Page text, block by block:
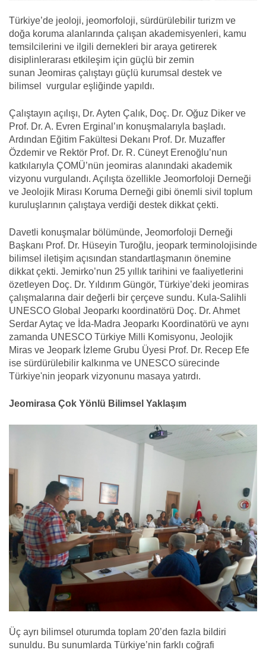
Türkiye’de jeoloji, jeomorfoloji, sürdürülebilir turizm ve
doğa koruma alanlarında çalışan akademisyenleri, kamu
temsilcilerini ve ilgili dernekleri bir araya getirerek
disiplinlerarası etkileşim için güçlü bir zemin
sunan Jeomiras çalıştayı güçlü kurumsal destek ve
bilimsel vurgular eşliğinde yapıldı.
Çalıştayın açılışı, Dr. Ayten Çalık, Doç. Dr. Oğuz Diker ve
Prof. Dr. A. Evren Erginal’ın konuşmalarıyla başladı.
Ardından Eğitim Fakültesi Dekanı Prof. Dr. Muzaffer
Özdemir ve Rektör Prof. Dr. R. Cüneyt Erenoğlu’nun
katkılarıyla ÇOMÜ’nün jeomiras alanındaki akademik
vizyonu vurgulandı. Açılışta özellikle Jeomorfoloji Derneği
ve Jeolojik Mirası Koruma Derneği gibi önemli sivil toplum
kuruluşlarının çalıştaya verdiği destek dikkat çekti.
Davetli konuşmalar bölümünde, Jeomorfoloji Derneği
Başkanı Prof. Dr. Hüseyin Turoğlu, jeopark terminolojisinde
bilimsel iletişim açısından standartlaşmanın önemine
dikkat çekti. Jemirko’nun 25 yıllık tarihini ve faaliyetlerini
özetleyen Doç. Dr. Yıldırım Güngör, Türkiye’deki jeomiras
çalışmalarına dair değerli bir çerçeve sundu. Kula-Salihli
UNESCO Global Jeoparkı koordinatörü Doç. Dr. Ahmet
Serdar Aytaç ve İda-Madra Jeoparkı Koordinatörü ve aynı
zamanda UNESCO Türkiye Milli Komisyonu, Jeolojik
Miras ve Jeopark İzleme Grubu Üyesi Prof. Dr. Recep Efe
ise sürdürülebilir kalkınma ve UNESCO sürecinde
Türkiye'nin jeopark vizyonunu masaya yatırdı.
Jeomirasa Çok Yönlü Bilimsel Yaklaşım
Üç ayrı bilimsel oturumda toplam 20’den fazla bildiri
sunuldu. Bu sunumlarda Türkiye’nin farklı coğrafi